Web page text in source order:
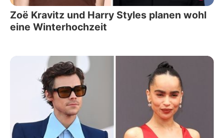
Zoë Kravitz und Harry Styles planen wohl
eine Winterhochzeit